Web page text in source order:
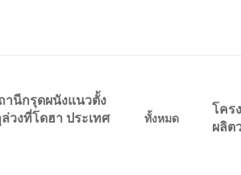
านีกรุดผนังแนวตั้ง
วงที่โดฮา ประเทศ
ทั้งหมด
โคร
ผลิต